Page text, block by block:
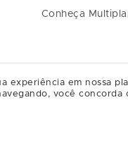
Conheça
experiência em nossa
você concorda